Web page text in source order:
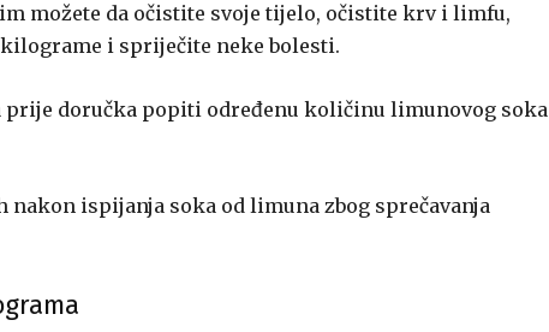
možete da očistite svoje tijelo, očistite krv i limfu,
i spriječite neke bolesti.
doručka popiti određenu količinu limunovog soka
nakon ispijanja soka od limuna zbog sprečavanja